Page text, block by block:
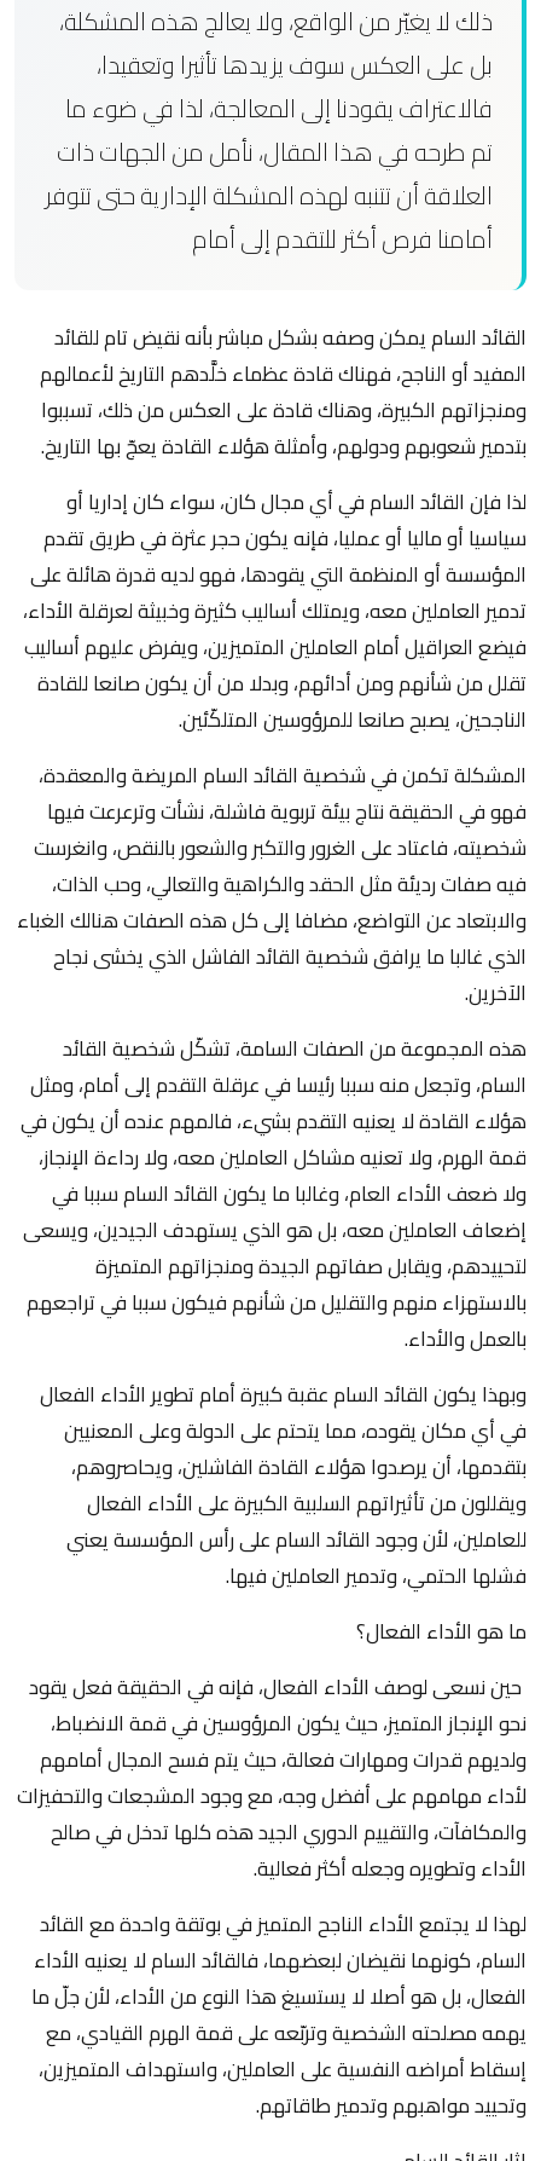
ذلك لا يغيّر من الواقع، ولا يعالج هذه المشكلة،
بل على العكس سوف يزيدها تأثيرا وتعقيدا،
فالاعتراف يقودنا إلى المعالجة، لذا في ضوء ما
تم طرحه في هذا المقال، نأمل من الجهات ذات
العلاقة أن تتنبه لهذه المشكلة الإدارية حتى تتوفر
أمامنا فرص أكثر للتقدم إلى أمام
القائد السام يمكن وصفه بشكل مباشر بأنه نقيض تام للقائد
المفيد أو الناجح، فهناك قادة عظماء خلَّدهم التاريخ لأعمالهم
ومنجزاتهم الكبيرة، وهناك قادة على العكس من ذلك، تسببوا
بتدمير شعوبهم ودولهم، وأمثلة هؤلاء القادة يعجّ بها التاريخ.
لذا فإن القائد السام في أي مجال كان، سواء كان إداريا أو
سياسيا أو ماليا أو عمليا، فإنه يكون حجر عثرة في طريق تقدم
المؤسسة أو المنظمة التي يقودها، فهو لديه قدرة هائلة على
تدمير العاملين معه، ويمتلك أساليب كثيرة وخبيثة لعرقلة الأداء،
فيضع العراقيل أمام العاملين المتميزين، ويفرض عليهم أساليب
تقلل من شأنهم ومن أدائهم، وبدلا من أن يكون صانعا للقادة
الناجحين، يصبح صانعا للمرؤوسين المتلكّئين.
المشكلة تكمن في شخصية القائد السام المريضة والمعقدة،
فهو في الحقيقة نتاج بيئة تربوية فاشلة، نشأت وترعرعت فيها
شخصيته، فاعتاد على الغرور والتكبر والشعور بالنقص، وانغرست
فيه صفات رديئة مثل الحقد والكراهية والتعالي، وحب الذات،
والابتعاد عن التواضع، مضافا إلى كل هذه الصفات هنالك الغباء
الذي غالبا ما يرافق شخصية القائد الفاشل الذي يخشى نجاح
الآخرين.
هذه المجموعة من الصفات السامة، تشكّل شخصية القائد
السام، وتجعل منه سببا رئيسا في عرقلة التقدم إلى أمام، ومثل
هؤلاء القادة لا يعنيه التقدم بشيء، فالمهم عنده أن يكون في
قمة الهرم، ولا تعنيه مشاكل العاملين معه، ولا رداءة الإنجاز،
ولا ضعف الأداء العام، وغالبا ما يكون القائد السام سببا في
إضعاف العاملين معه، بل هو الذي يستهدف الجيدين، ويسعى
لتحييدهم، ويقابل صفاتهم الجيدة ومنجزاتهم المتميزة
بالاستهزاء منهم والتقليل من شأنهم فيكون سببا في تراجعهم
بالعمل والأداء.
وبهذا يكون القائد السام عقبة كبيرة أمام تطوير الأداء الفعال
في أي مكان يقوده، مما يتحتم على الدولة وعلى المعنيين
بتقدمها، أن يرصدوا هؤلاء القادة الفاشلين، ويحاصروهم،
ويقللون من تأثيراتهم السلبية الكبيرة على الأداء الفعال
للعاملين، لأن وجود القائد السام على رأس المؤسسة يعني
فشلها الحتمي، وتدمير العاملين فيها.
ما هو الأداء الفعال؟
حين نسعى لوصف الأداء الفعال، فإنه في الحقيقة فعل يقود
نحو الإنجاز المتميز، حيث يكون المرؤوسين في قمة الانضباط،
ولديهم قدرات ومهارات فعالة، حيث يتم فسح المجال أمامهم
لأداء مهامهم على أفضل وجه، مع وجود المشجعات والتحفيزات
والمكافآت، والتقييم الدوري الجيد هذه كلها تدخل في صالح
الأداء وتطويره وجعله أكثر فعالية.
لهذا لا يجتمع الأداء الناجح المتميز في بوتقة واحدة مع القائد
السام، كونهما نقيضان لبعضهما، فالقائد السام لا يعنيه الأداء
الفعال، بل هو أصلا لا يستسيغ هذا النوع من الأداء، لأن جلّ ما
يهمه مصلحته الشخصية وتربّعه على قمة الهرم القيادي، مع
إسقاط أمراضه النفسية على العاملين، واستهداف المتميزين،
وتحييد مواهبهم وتدمير طاقاتهم.